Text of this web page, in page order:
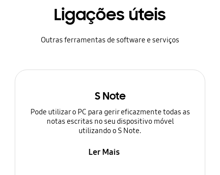
Ligações úteis
Outras ferramentas de software e serviços
S Note
Pode utilizar o PC para gerir eficazmente todas as
notas escritas no seu dispositivo móvel
utilizando o S Note.
Ler Mais